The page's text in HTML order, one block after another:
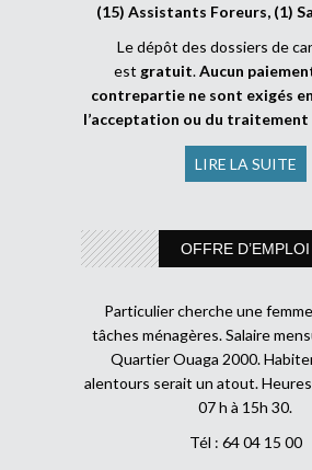
(15) Assistants Foreurs, (1)
Le dépôt des dossiers de
est gratuit.Aucun
contrepartie ne sont exigés
l’acceptation ou du traitement
LIRE LA SUITE
OFFRE D’EMPLOI
Particulier cherche une
tâches ménagères. Salaire
Quartier Ouaga 2000.
alentours serait un atout.
07 h à 15h 30.
Tél : 64 04 15 00